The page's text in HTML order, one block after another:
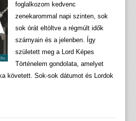
foglalkozom kedvenc
zenekarommal napi szinten, sok
sok órát eltöltve a régmúlt idők
szárnyain és a jelenben. Így
született meg a Lord Képes
Történelem gondolata, amelyet
követett. Sok-sok dátumot és Lordok